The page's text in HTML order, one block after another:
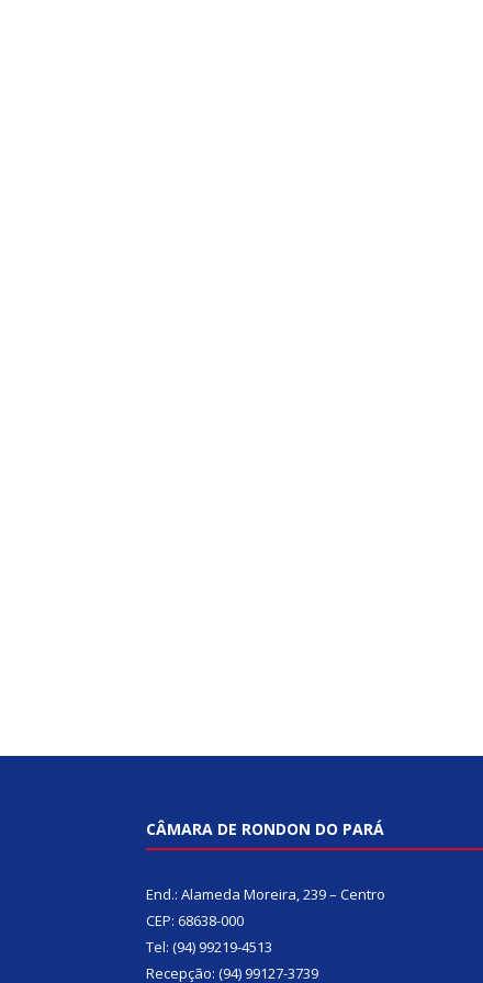
CÂMARA DE RONDON DO PARÁ
End.: Alameda Moreira, 239 – Centro
CEP: 68638-000
Tel: (94) 99219-4513
Recepção: (94) 99127-3739